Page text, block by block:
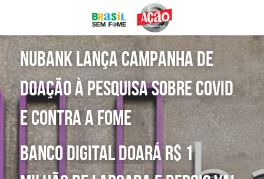
DOE AGORA
Nubank lança campanha de
doação à pesquisa sobre covid
e contra a fome
Banco digital doará R$ 1